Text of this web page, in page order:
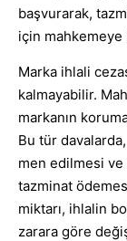
başvurarak,
için mahkemeye
Marka ihlali
kalmayabilir.
markanın
Bu tür
men edilmesi
tazminat
miktarı, ihlalin
zarara göre